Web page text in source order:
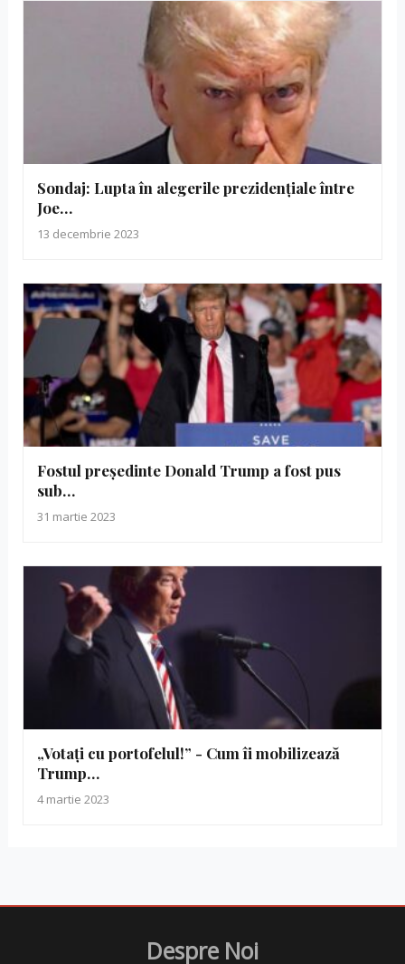
Sondaj: Lupta în alegerile prezidențiale între
Joe…
13 decembrie 2023
Fostul președinte Donald Trump a fost pus
sub…
31 martie 2023
„Votaţi cu portofelul!” - Cum îi mobilizează
Trump…
4 martie 2023
Despre Noi